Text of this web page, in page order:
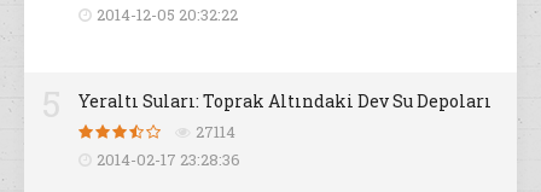
2014-12-05 20:32:22
Yeraltı Suları: Toprak Altındaki Dev Su Depoları
27114
2014-02-17 23:28:36